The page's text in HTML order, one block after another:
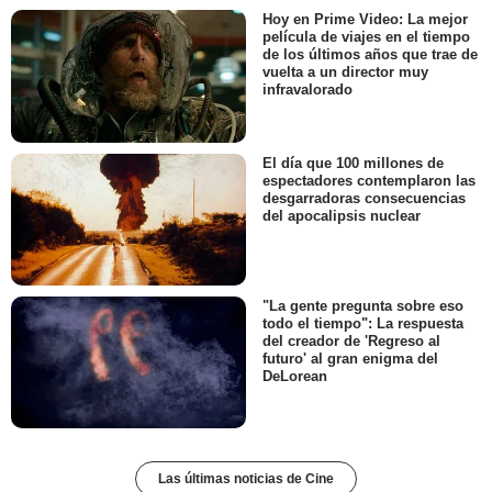
Hoy en Prime Video: La mejor
película de viajes en el tiempo
de los últimos años que trae de
vuelta a un director muy
infravalorado
El día que 100 millones de
espectadores contemplaron las
desgarradoras consecuencias
del apocalipsis nuclear
"La gente pregunta sobre eso
todo el tiempo": La respuesta
del creador de 'Regreso al
futuro' al gran enigma del
DeLorean
Las últimas noticias de Cine